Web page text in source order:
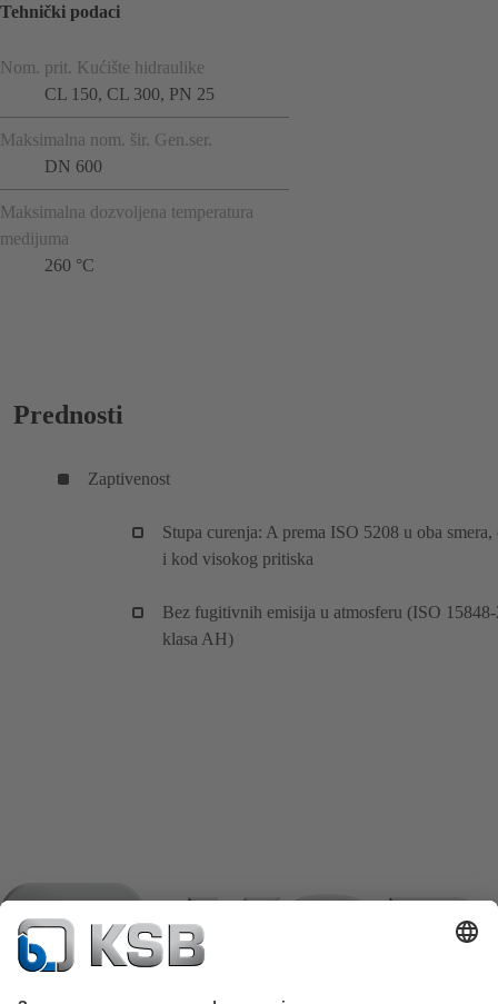
Tehnički podaci
Nom. prit. Kućište hidraulike
CL 150, CL 300, PN 25
Maksimalna nom. šir. Gen.ser.
DN 600
Maksimalna dozvoljena temperatura
medijuma
260 °C
Prednosti
Zaptivenost
Stupa curenja: A prema ISO 5208 u oba smera,
i kod visokog pritiska
Bez fugitivnih emisija u atmosferu (ISO
klasa AH)